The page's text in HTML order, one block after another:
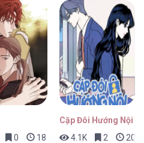
Tàn [...] – Chap 30
Tàn [...] – Chap 29
0 18 giờ trước
Cặp Đôi Hướng Nội
4.1K
2 20